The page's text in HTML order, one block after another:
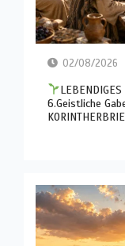
02/08/2026
6.Geistliche